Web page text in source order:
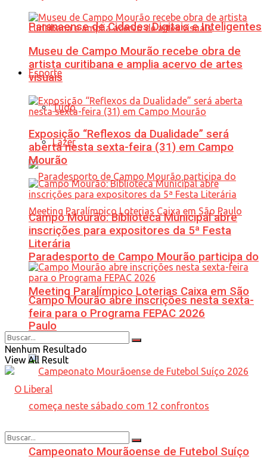
Paranaense de Cidades Digitais e Inteligentes
Esporte
Tudo
Lazer
Paradesporto de Campo Mourão participa do
Meeting Paralímpico Loterias Caixa em São
Paulo
Campeonato Mourãoense de Futebol Suíço
Museu de Campo Mourão recebe obra de
artista curitibana e amplia acervo de artes
visuais
Exposição “Reflexos da Dualidade” será
aberta nesta sexta-feira (31) em Campo
Mourão
Campo Mourão: Biblioteca Municipal abre
inscrições para expositores da 5ª Festa
Literária
Campo Mourão abre inscrições nesta sexta-
feira para o Programa FEPAC 2026
Nenhum Resultado
View All Result